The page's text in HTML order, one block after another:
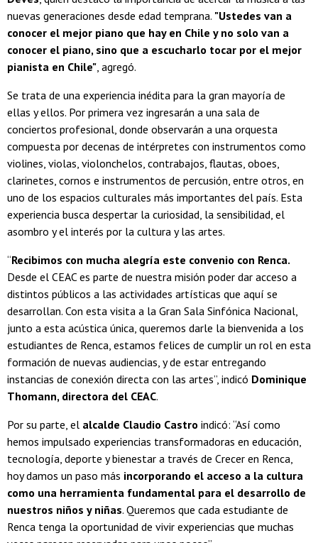
nuevas generaciones desde edad temprana. "Ustedes van a
conocer el mejor piano que hay en Chile y no solo van a
conocer el piano, sino que a escucharlo tocar por el mejor
pianista en Chile", agregó.
Se trata de una experiencia inédita para la gran mayoría de
ellas y ellos. Por primera vez ingresarán a una sala de
conciertos profesional, donde observarán a una orquesta
compuesta por decenas de intérpretes con instrumentos como
violines, violas, violonchelos, contrabajos, flautas, oboes,
clarinetes, cornos e instrumentos de percusión, entre otros, en
uno de los espacios culturales más importantes del país. Esta
experiencia busca despertar la curiosidad, la sensibilidad, el
asombro y el interés por la cultura y las artes.
“Recibimos con mucha alegría este convenio con Renca.
Desde el CEAC es parte de nuestra misión poder dar acceso a
distintos públicos a las actividades artísticas que aquí se
desarrollan. Con esta visita a la Gran Sala Sinfónica Nacional,
junto a esta acústica única, queremos darle la bienvenida a los
estudiantes de Renca, estamos felices de cumplir un rol en esta
formación de nuevas audiencias, y de estar entregando
instancias de conexión directa con las artes”, indicó Dominique
Thomann, directora del CEAC.
Por su parte, el alcalde Claudio Castro indicó: “Así como
hemos impulsado experiencias transformadoras en educación,
tecnología, deporte y bienestar a través de Crecer en Renca,
hoy damos un paso más incorporando el acceso a la cultura
como una herramienta fundamental para el desarrollo de
nuestros niños y niñas. Queremos que cada estudiante de
Renca tenga la oportunidad de vivir experiencias que muchas